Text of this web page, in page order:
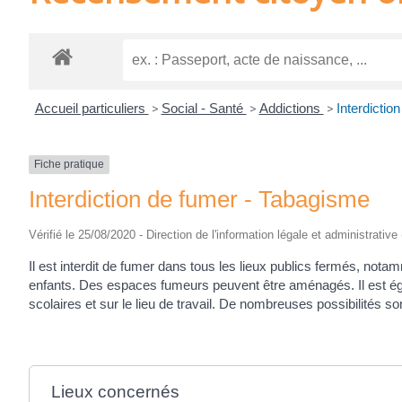
Accueil particuliers > Social - Santé > Addictions >
Fiche pratique
Interdiction de fumer - Tabagisme
Vérifié le 25/08/2020 - Direction de l'information légale et administrative
Il est interdit de fumer dans tous les lieux publics fermés,
enfants. Des espaces fumeurs peuvent être aménagés. Il est
scolaires et sur le lieu de travail. De nombreuses possibilités
Lieux concernés